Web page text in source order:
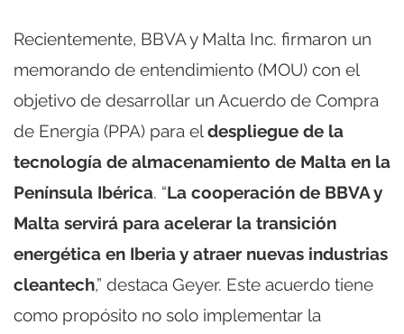
Recientemente, BBVA y Malta Inc. firmaron un
memorando de entendimiento (MOU) con el
objetivo de desarrollar un Acuerdo de Compra
de Energía (PPA) para eldespliegue de la
tecnología de almacenamiento de Malta en la
Península Ibérica. “La cooperación de BBVA y
Malta servirá para acelerar la transición
energética en Iberia y atraer nuevas industrias
cleantech,” destaca Geyer. Este acuerdo tiene
como propósito no solo implementar la